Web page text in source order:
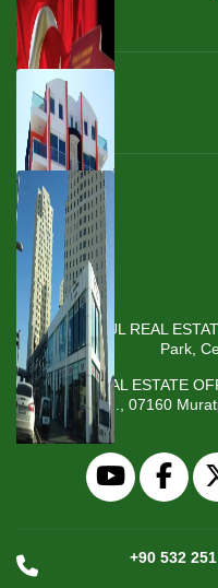
ISTANBUL REAL
Park,
ANTALYA REAL ESTATE
Fener Mah., 07160